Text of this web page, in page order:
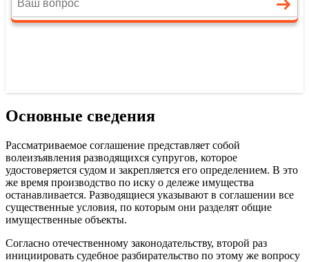
Основные сведения
Рассматриваемое соглашение представляет собой
волеизъявления разводящихся супругов, которое
удостоверяется судом и закрепляется его определением. В это
же время производство по иску о дележе имущества
останавливается. Разводящиеся указывают в соглашении все
существенные условия, по которым они разделят общие
имущественные объекты.
Согласно отечественному законодательству, второй раз
инициировать судебное разбирательство по этому же вопросу